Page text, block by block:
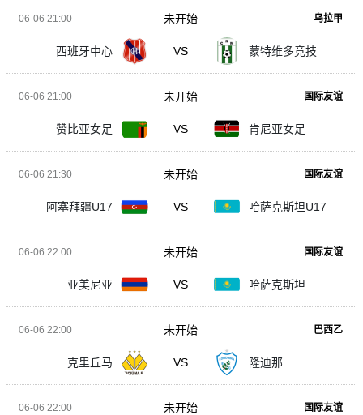
06-06 21:00 乌拉甲
西班牙中心 VS 蒙特维多竞技
未开始
06-06 21:00 国际友谊
赞比亚女足 VS 肯尼亚女足
未开始
06-06 21:30 国际友谊
阿塞拜疆U17 VS 哈萨克斯坦U17
未开始
06-06 22:00 国际友谊
亚美尼亚 VS 哈萨克斯坦
未开始
06-06 22:00 巴西乙
克里丘马 VS 隆迪那
未开始
06-06 22:00 国际友谊
未开始